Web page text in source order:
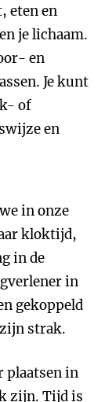
eten en
je lichaam.
en
Je kunt
of
en
in onze
kloktijd,
in de
in
gekoppeld
zijn strak.
plaatsen in
zijn. Tijd is